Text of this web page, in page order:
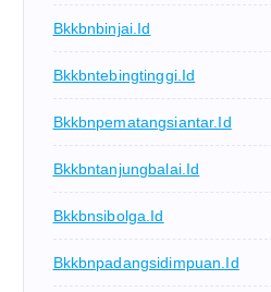
Bkkbnbinjai.id
Bkkbntebingtinggi.id
Bkkbnpematangsiantar.id
Bkkbntanjungbalai.id
Bkkbnsibolga.id
Bkkbnpadangsidimpuan.id